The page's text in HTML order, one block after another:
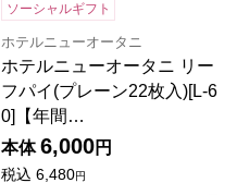
ソーシャルギフト
ホテルニューオータニ
ホテルニューオータニ リー
フパイ(プレーン22枚入)[L-6
0]【年間…
本体 6,000円
税込 6,480円